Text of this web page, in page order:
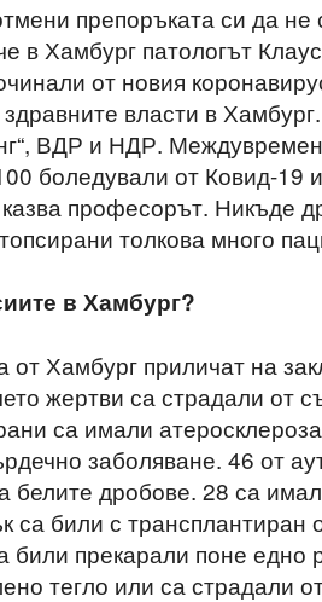
препоръката си да не
в Хамбург патологът
от новия
власти в
ВДР и НДР.
боледували от Ковид-19
професорът. Никъде
толкова много
в Хамбург?
от Хамбург приличат на
жертви са страдали от
са имали
заболяване. 46 от
дробове. 28 са
са били с трансплантиран
били прекарали поне едно
тегло или са страдали